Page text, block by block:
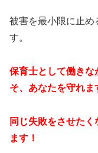
被害を最小限に止め
す。
保育士として働きな
そ、あなたを守れま
同じ失敗をさせた
ます！